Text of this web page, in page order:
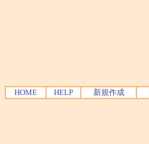
HOME HELP 新規作成